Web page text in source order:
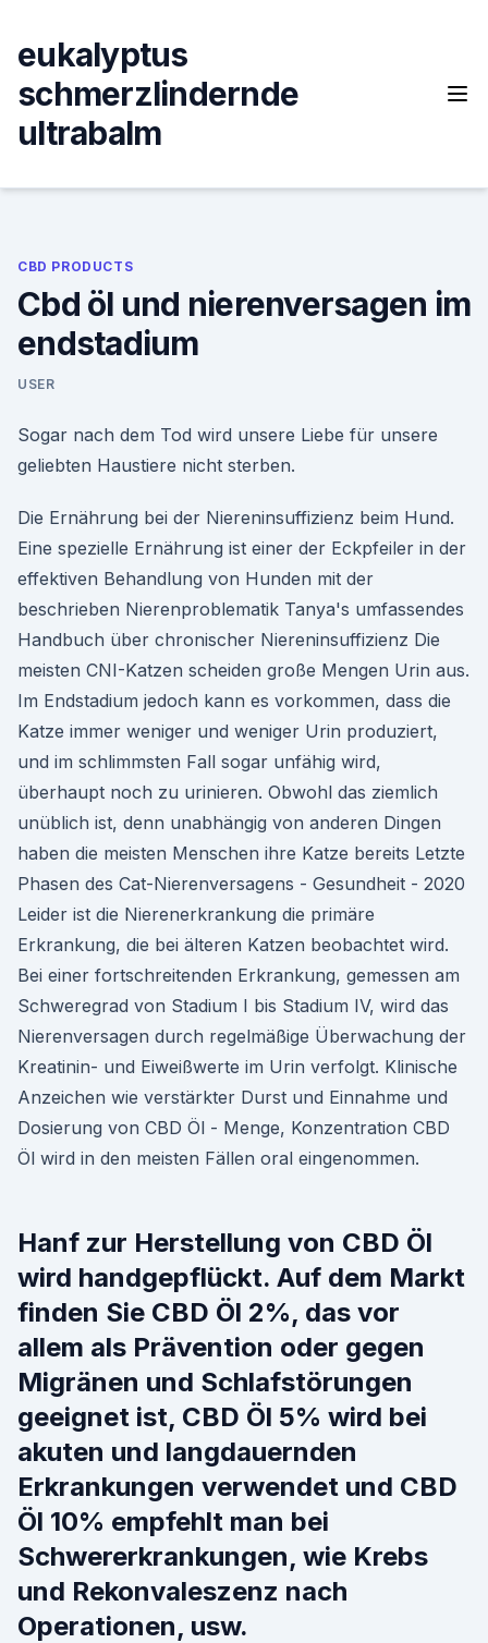
content
eukalyptus
schmerzlindernde
ultrabalm
CBD PRODUCTS
Cbd öl und nierenversagen im
endstadium
USER
Sogar nach dem Tod wird unsere Liebe für unsere
geliebten Haustiere nicht sterben.
Die Ernährung bei der Niereninsuffizienz beim Hund.
Eine spezielle Ernährung ist einer der Eckpfeiler in der
effektiven Behandlung von Hunden mit der
beschrieben Nierenproblematik Tanya's umfassendes
Handbuch über chronischer Niereninsuffizienz Die
meisten CNI-Katzen scheiden große Mengen Urin aus.
Im Endstadium jedoch kann es vorkommen, dass die
Katze immer weniger und weniger Urin produziert,
und im schlimmsten Fall sogar unfähig wird,
überhaupt noch zu urinieren. Obwohl das ziemlich
unüblich ist, denn unabhängig von anderen Dingen
haben die meisten Menschen ihre Katze bereits Letzte
Phasen des Cat-Nierenversagens - Gesundheit - 2020
Leider ist die Nierenerkrankung die primäre
Erkrankung, die bei älteren Katzen beobachtet wird.
Bei einer fortschreitenden Erkrankung, gemessen am
Schweregrad von Stadium I bis Stadium IV, wird das
Nierenversagen durch regelmäßige Überwachung der
Kreatinin- und Eiweißwerte im Urin verfolgt. Klinische
Anzeichen wie verstärkter Durst und Einnahme und
Dosierung von CBD Öl - Menge, Konzentration CBD
Öl wird in den meisten Fällen oral eingenommen.
Hanf zur Herstellung von CBD Öl
wird handgepflückt. Auf dem Markt
finden Sie CBD Öl 2%, das vor
allem als Prävention oder gegen
Migränen und Schlafstörungen
geeignet ist, CBD Öl 5% wird bei
akuten und langdauernden
Erkrankungen verwendet und CBD
Öl 10% empfehlt man bei
Schwererkrankungen, wie Krebs
und Rekonvaleszenz nach
Operationen, usw.